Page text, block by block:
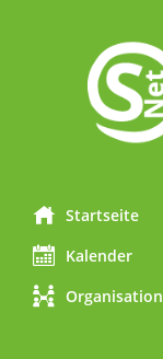
Startseite
Kalender
Organisation